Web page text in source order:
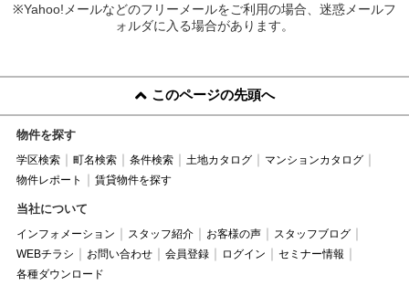
※Yahoo!メールなどのフリーメールをご利用の場合、迷惑メールフ
ォルダに入る場合があります。
このページの先頭へ
物件を探す
学区検索 町名検索 条件検索 土地カタログ
マンションカタログ
物件レポート
賃貸物件を探す
当社について
インフォメーション スタッフ紹介 お客様の声
スタッフブログ
WEBチラシ
お問い合わせ 会員登録 ログイン
セミナー情報
各種ダウンロード